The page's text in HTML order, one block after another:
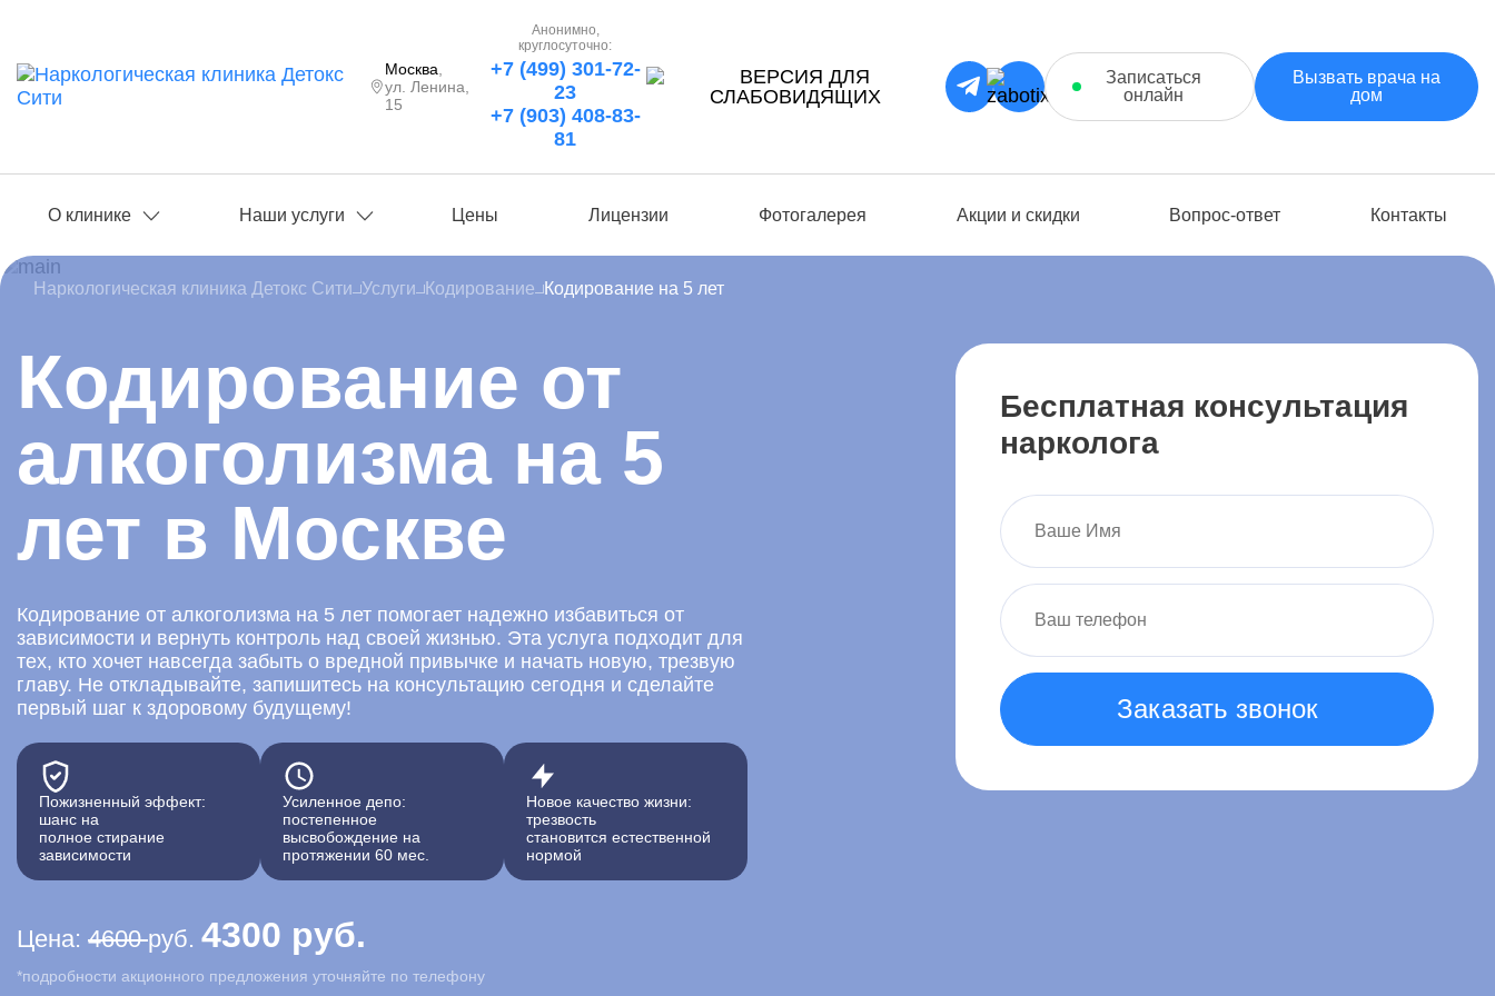
Москва
ул. Ленина,
15
Анонимно,
круглосуточно:
+7 (499) 301-72-
23
+7 (903) 408-83-
81
Записаться
онлайн
Вызвать врача на
дом
О клинике Наши услуги Цены Лицензии Фотогалерея Акции и скидки Вопрос-ответ Контакты
Наркологическая клиника Детокс Сити Услуги Кодирование Кодирование на 5 лет
Кодирование от
алкоголизма на 5
лет в Москве
Кодирование от алкоголизма на 5 лет помогает надежно избавиться от
зависимости и вернуть контроль над своей жизнью. Эта услуга подходит для
тех, кто хочет навсегда забыть о вредной привычке и начать новую, трезвую
главу. Не откладывайте, запишитесь на консультацию сегодня и сделайте
первый шаг к здоровому будущему!
Пожизненный эффект:
шанс на
полное стирание
зависимости
Усиленное депо:
постепенное
высвобождение на
протяжении 60 мес.
Новое качество жизни:
трезвость
становится естественной
нормой
Цена: 4600руб. 4300 руб.
*подробности акционного предложения уточняйте по телефону
Бесплатная консультация
нарколога
Заказать звонок